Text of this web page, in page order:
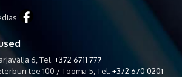
6, Tel. +372 6711 777
tee 100 / Tooma 5, Tel. +372 670 0201